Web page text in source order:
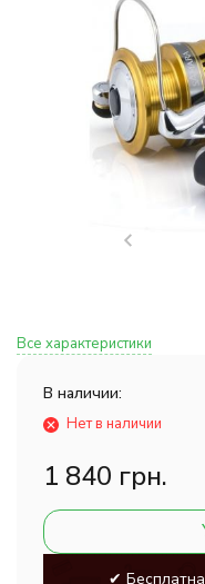
Все характеристики
В наличии:
Нет в наличии
1 840 грн.
✔